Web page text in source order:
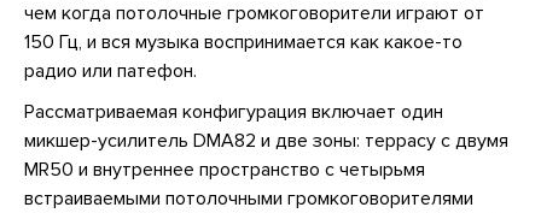
чем когда потолочные громкоговорители играют от
150 Гц, и вся музыка воспринимается как какое-то
радио или патефон.
Рассматриваемая конфигурация включает один
микшер-усилитель DMA82 и две зоны: террасу с двумя
MR50 и внутреннее пространство с четырьмя
встраиваемыми потолочными громкоговорителями